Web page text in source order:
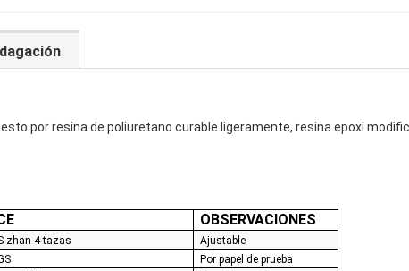
por resina de poliuretano curable ligeramente, resina epoxi
OBSERVACIONES
zhan 4 tazas
Ajustable
Por papel de prueba